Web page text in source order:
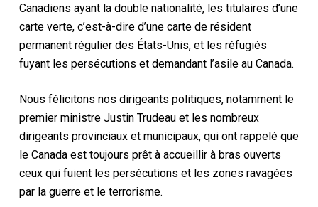
Canadiens ayant la double nationalité, les titulaires d’une
carte verte, c’est-à-dire d’une carte de résident
permanent régulier des États-Unis, et les réfugiés
fuyant les persécutions et demandant l’asile au Canada.
Nous félicitons nos dirigeants politiques, notamment le
premier ministre Justin Trudeau et les nombreux
dirigeants provinciaux et municipaux, qui ont rappelé que
le Canada est toujours prêt à accueillir à bras ouverts
ceux qui fuient les persécutions et les zones ravagées
par la guerre et le terrorisme.